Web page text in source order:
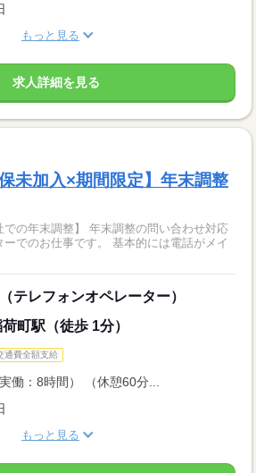
もっと見る
求人詳細を見る
未加入×期間限定】年末調整
での年末調整】 年末調整の問い合わせ対応
です。 基本的には電話がメイ
テレフォンオペレーター）
町駅（徒歩 1分）
通費全額支給
働：8時間） （休憩60分...
もっと見る